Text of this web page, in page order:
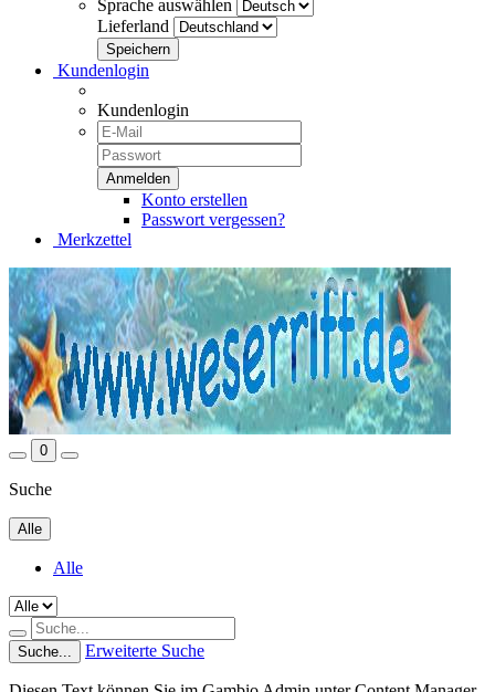
Sprache auswählen
Lieferland
Kundenlogin
Kundenlogin
Konto erstellen
Passwort vergessen?
Merkzettel
0
Suche
Alle
Alle
Suche... Erweiterte Suche